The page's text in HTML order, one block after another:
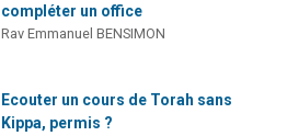
compléter un office
Rav Emmanuel BENSIMON
Ecouter un cours de Torah sans
Kippa, permis ?